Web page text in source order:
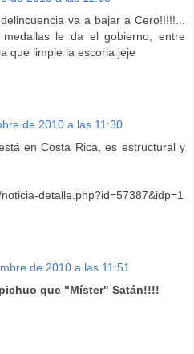
va a bajar a Cero!!!!!...
le da el gobierno, entre
que limpie la escoria jeje
de 2010 a las 11:30
en Costa Rica, es estructural y
detalle.php?id=57387&idp=1
de 2010 a las 11:51
que "Míster" Satán!!!!